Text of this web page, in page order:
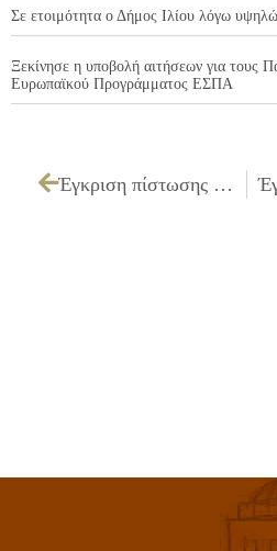
Σε ετοιμότητα ο Δήμος Ιλίου λόγω
Ξεκίνησε η υποβολή αιτήσεων για τους
Ευρωπαϊκού Προγράμματος ΕΣΠΑ
Έγκριση πίστωσης που αφορά την «Μαγνητοφώνηση πρακτικών συνεδριάσεων Δημοτικού Συμβουλίου έτους 2011»